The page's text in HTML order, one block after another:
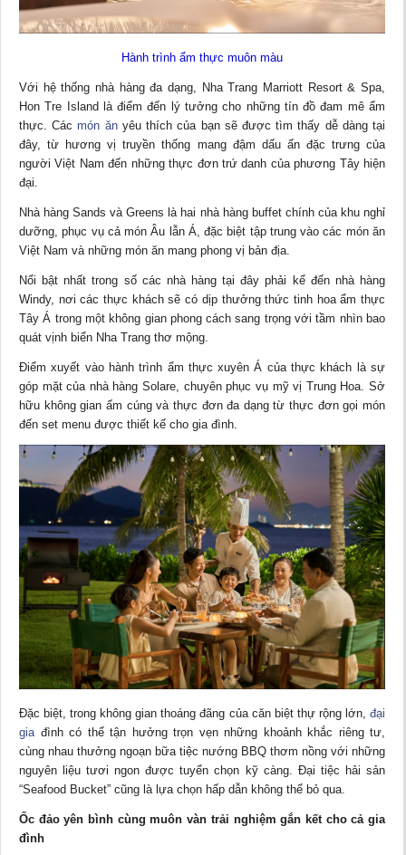
Hành trình ẩm thực muôn màu
Với hệ thống nhà hàng đa dạng, Nha Trang Marriott Resort & Spa,
Hon Tre Island là điểm đến lý tưởng cho những tín đồ đam mê ẩm
thực. Các món ănyêu thích của bạn sẽ được tìm thấy dễ dàng tại
đây, từ hương vị truyền thống mang đậm dấu ấn đặc trưng của
người Việt Nam đến những thực đơn trứ danh của phương Tây hiện
đại.
Nhà hàng Sands và Greens là hai nhà hàng buffet chính của khu nghỉ
dưỡng, phục vụ cả món Âu lẫn Á, đặc biệt tập trung vào các món ăn
Việt Nam và những món ăn mang phong vị bản địa.
Nổi bật nhất trong số các nhà hàng tại đây phải kể đến nhà hàng
Windy, nơi các thực khách sẽ có dịp thưởng thức tinh hoa ẩm thực
Tây Á trong một không gian phong cách sang trọng với tầm nhìn bao
quát vịnh biển Nha Trang thơ mộng.
Điểm xuyết vào hành trình ẩm thực xuyên Á của thực khách là sự
góp mặt của nhà hàng Solare, chuyên phục vụ mỹ vị Trung Hoa. Sở
hữu không gian ấm cúng và thực đơn đa dạng từ thực đơn gọi món
đến set menu được thiết kế cho gia đình.
Đặc biệt, trong không gian thoáng đãng của căn biệt thự rộng lớn, đại
gia đình có thể tận hưởng trọn vẹn những khoảnh khắc riêng tư,
cùng nhau thưởng ngoạn bữa tiệc nướng BBQ thơm nồng với những
nguyên liệu tươi ngon được tuyển chọn kỹ càng. Đại tiệc hải sản
“Seafood Bucket” cũng là lựa chọn hấp dẫn không thể bỏ qua.
Ốc đảo yên bình cùng muôn vàn trải nghiệm gắn kết cho cả gia
đình